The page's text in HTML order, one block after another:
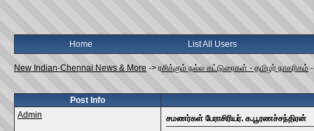
Home List All Users
New Indian-Chennai News & More -> ரசிக்கும் நல்ல கட்டுரைகள் - தமிழர் நாகரிகம்
Post Info
Admin
சமணர்கள் பேராசிரியர். க.பூரணச்சந்திரன்